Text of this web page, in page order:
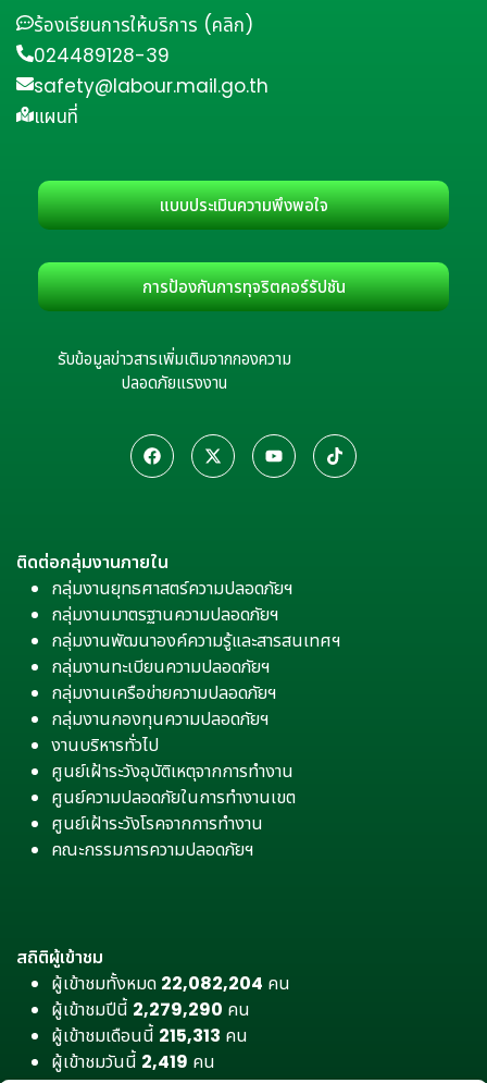
ร้องเรียนการให้บริการ (คลิก)
024489128-39
safety@labour.mail.go.th
แผนที่
แบบประเมินความพึงพอใจ
การป้องกันการทุจริตคอร์รัปชัน
รับข้อมูลข่าวสารเพิ่มเติมจากกองความ
ปลอดภัยแรงงาน
ติดต่อกลุ่มงานภายใน
กลุ่มงานยุทธศาสตร์ความปลอดภัยฯ
กลุ่มงานมาตรฐานความปลอดภัยฯ
กลุ่มงานพัฒนาองค์ความรู้และสารสนเทศฯ
กลุ่มงานทะเบียนความปลอดภัยฯ
กลุ่มงานเครือข่ายความปลอดภัยฯ
กลุ่มงานกองทุนความปลอดภัยฯ
งานบริหารทั่วไป
ศูนย์เฝ้าระวังอุบัติเหตุจากการทำงาน
ศูนย์ความปลอดภัยในการทำงานเขต
ศูนย์เฝ้าระวังโรคจากการทำงาน
คณะกรรมการความปลอดภัยฯ
สถิติผู้เข้าชม
ผู้เข้าชมทั้งหมด 22,082,204 คน
ผู้เข้าชมปีนี้ 2,279,290 คน
ผู้เข้าชมเดือนนี้ 215,313 คน
ผู้เข้าชมวันนี้ 2,419 คน